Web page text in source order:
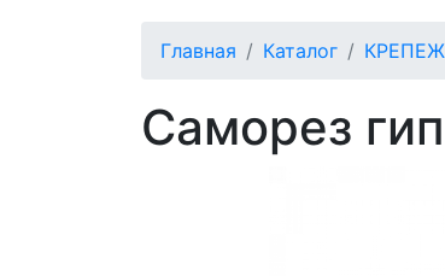
Главная Каталог КРЕПЕЖ
Саморез